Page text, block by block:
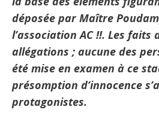
déposée par Maître
l’association AC !!. Les faits
allégations ; aucune des
été mise en examen à ce
présomption d’innocence
protagonistes.